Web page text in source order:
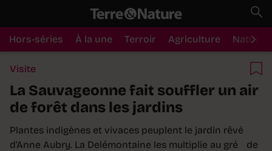
Hors-séries À la une Terroir Agriculture Nature
Visite
La Sauvageonne fait souffler un air
de forêt dans les jardins
Plantes indigènes et vivaces peuplent le jardin rêvé
d'Anne Aubry. La Delémontaine les multiplie au gré de